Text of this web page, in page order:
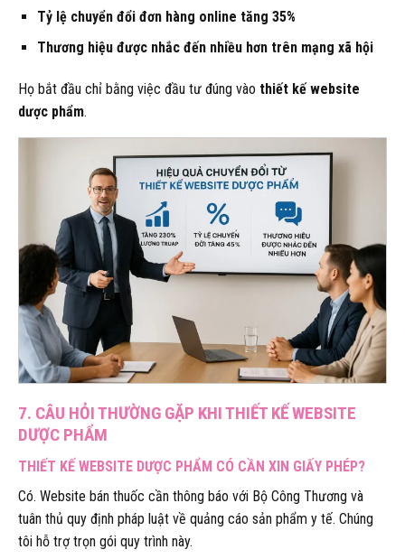
Tỷ lệ chuyển đổi đơn hàng online tăng 35%
Thương hiệu được nhắc đến nhiều hơn trên mạng xã hội
Họ bắt đầu chỉ bằng việc đầu tư đúng vào thiết kế website
dược phẩm.
7. CÂU HỎI THƯỜNG GẶP KHI THIẾT KẾ WEBSITE
DƯỢC PHẨM
THIẾT KẾ WEBSITE DƯỢC PHẨM CÓ CẦN XIN GIẤY PHÉP?
Có. Website bán thuốc cần thông báo với Bộ Công Thương và
tuân thủ quy định pháp luật về quảng cáo sản phẩm y tế. Chúng
tôi hỗ trợ trọn gói quy trình này.